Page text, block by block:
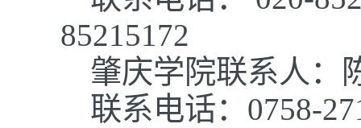
85215172
肇庆学院联系人：
联系电话：0758-